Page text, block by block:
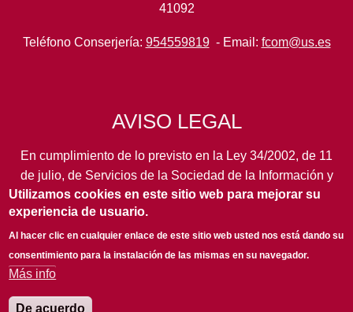
41092
Teléfono Conserjería: 954559819- Email: fcom@us.es
AVISO LEGAL
En cumplimiento de lo previsto en la Ley 34/2002, de 11
de julio, de Servicios de la Sociedad de la Información y
de Comercio Electrónico, así como en otras normas de
legal aplicación, se pone en conocimiento de los
usuarios de este portal de laUniversidad de Sevillalos
siguientes datos de información general...leer más
Utilizamos cookies en este sitio web para mejorar su
experiencia de usuario.
Al hacer clic en cualquier enlace de este sitio web usted nos está dando su
consentimiento para la instalación de las mismas en su navegador.
Más info
De acuerdo